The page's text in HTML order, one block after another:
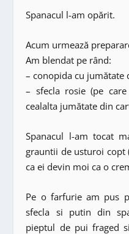
Spanacul l-am opărit.
Acum urmează
Am blendat pe rând:
– conopida cu jumătate
– sfecla rosie (pe
cealalta jumătate din
Spanacul l-am tocat
grauntii de usturoi copt
ca ei devin moi ca o
Pe o farfurie am pus
sfecla si putin din
pieptul de pui fraged